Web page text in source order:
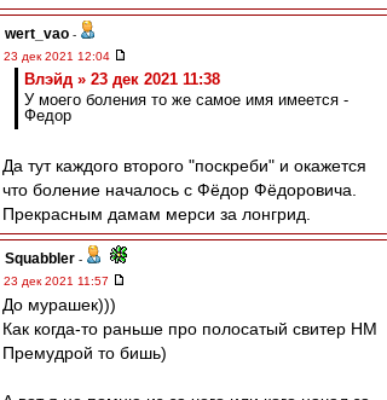
wert_vao -
23 дек 2021 12:04
Влэйд » 23 дек 2021 11:38
У моего боления то же самое имя имеется -
Федор
Да тут каждого второго "поскреби" и окажется
что боление началось с Фёдор Фёдоровича.
Прекрасным дамам мерси за лонгрид.
Squabbler -
23 дек 2021 11:57
До мурашек)))
Как когда-то раньше про полосатый свитер НМ
Премудрой то бишь)